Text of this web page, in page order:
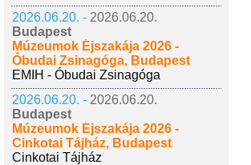
2026.06.20. - 2026.06.20.
Budapest
Múzeumok Éjszakája 2026 -
Óbudai Zsinagóga, Budapest
EMIH - Óbudai Zsinagóga
2026.06.20. - 2026.06.20.
Budapest
Múzeumok Éjszakája 2026 -
Cinkotai Tájház, Budapest
Cinkotai Tájház